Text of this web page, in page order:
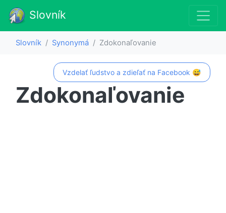
Slovník
Slovník Synonymá Zdokonaľovanie
Vzdelať ľudstvo a zdieľať na Facebook 😅
Zdokonaľovanie